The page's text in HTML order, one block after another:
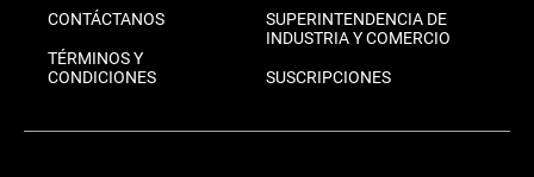
CONTÁCTANOS
TÉRMINOS Y
CONDICIONES
SUPERINTENDENCIA DE
INDUSTRIA Y COMERCIO
SUSCRIPCIONES